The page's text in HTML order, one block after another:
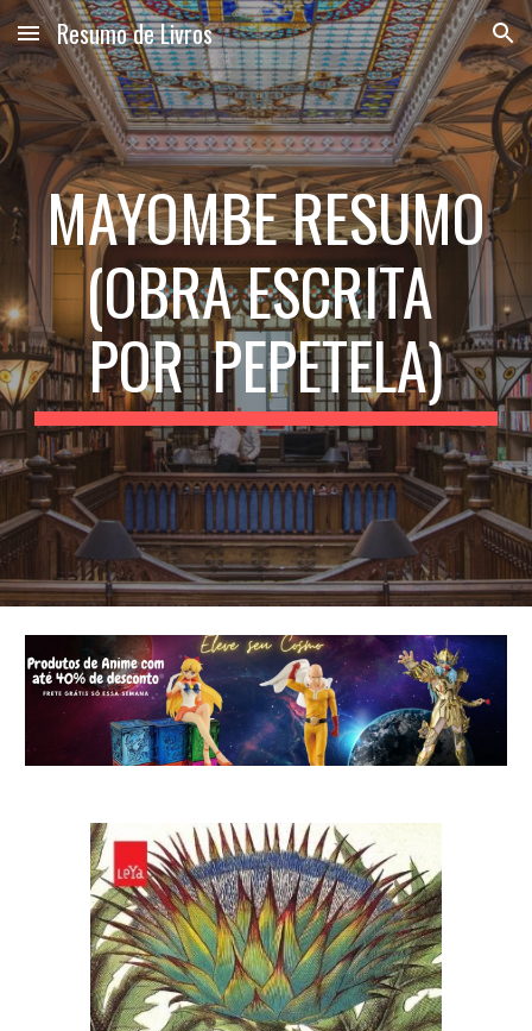
Skip to main content Skip to navigation
Resumo de Livros
MAYOMBE RESUMO
(OBRA ESCRITA
POR PEPETELA)